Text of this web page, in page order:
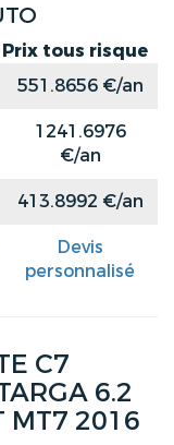
Prix tous risque
551.8656 €/an
1241.6976
€/an
413.8992 €/an
Devis
personnalisé
C7
6.2
MT7 2016